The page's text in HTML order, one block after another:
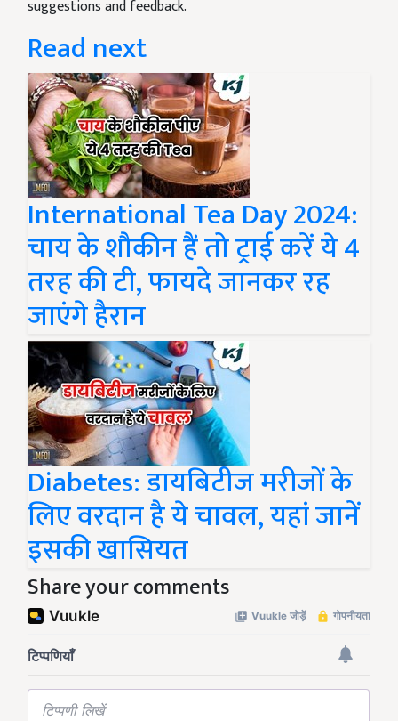
suggestions and feedback.
Read next
International Tea Day 2024:
चाय के शौकीन हैं तो ट्राई करें ये 4
तरह की टी, फायदे जानकर रह
जाएंगे हैरान
Diabetes: डायबिटीज मरीजों के
लिए वरदान है ये चावल, यहां जानें
इसकी खासियत
Share your comments